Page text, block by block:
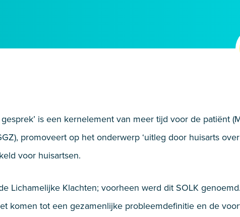
is een kernelement van meer tijd voor de patiënt
promoveert op het onderwerp ‘uitleg door huisarts
voor huisartsen.
Lichamelijke Klachten; voorheen werd dit SOLK
komen tot een gezamenlijke probleemdefinitie en de